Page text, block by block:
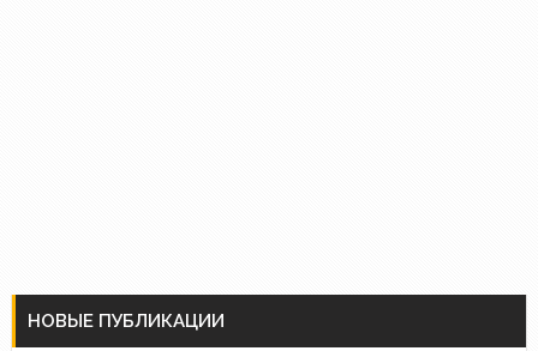
НОВЫЕ ПУБЛИКАЦИИ